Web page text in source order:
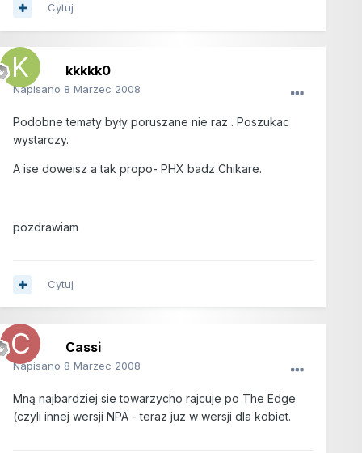
Cytuj
kkkkk0
Napisano 8 Marzec 2008
Podobne tematy były poruszane nie raz . Poszukac
wystarczy.
A ise doweisz a tak propo- PHX badz Chikare.
pozdrawiam
Cytuj
Cassi
Napisano 8 Marzec 2008
Mną najbardziej sie towarzycho rajcuje po The Edge
(czyli innej wersji NPA - teraz juz w wersji dla kobiet.